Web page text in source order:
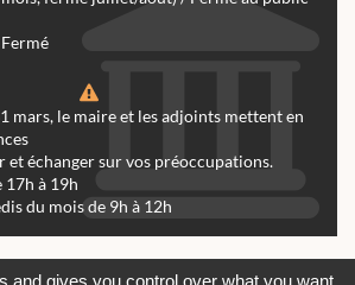
Fermé
mars, le maire et les adjoints mettent en
et échanger sur vos préoccupations.
17h à 19h
du mois de 9h à 12h
and gives you control over what you want